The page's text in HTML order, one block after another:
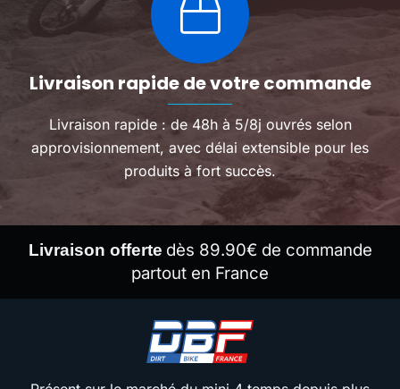
Livraison rapide de votre commande
Livraison rapide : de 48h à 5/8j ouvrés selon
approvisionnement, avec délai extensible pour les
produits à fort succès.
Livraison offerte dès 89.90€ de commande
partout en France